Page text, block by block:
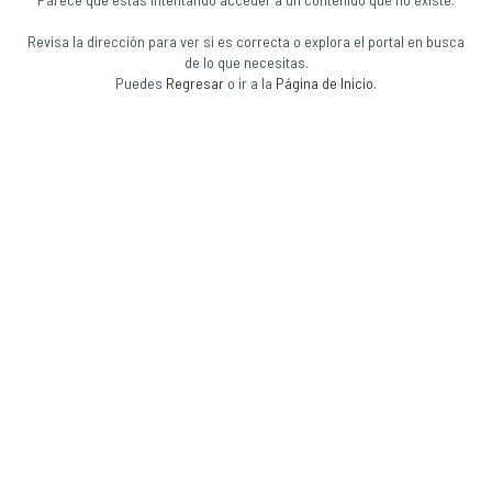
Revisa la dirección para ver si es correcta o explora el portal en busca
de lo que necesitas.
Puedes Regresar o ir a la Página de Inicio.